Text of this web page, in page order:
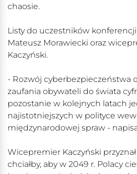
chaosie.
Listy do uczestników
Mateusz Morawiecki oraz
Kaczyński.
- Rozwój cyberbezpieczeństwa
zaufania obywateli do świata
pozostanie w kolejnych latach
najistotniejszych w polityce
międzynarodowej spraw -
Wicepremier Kaczyński
chciałby, aby w 2049 r. Polacy